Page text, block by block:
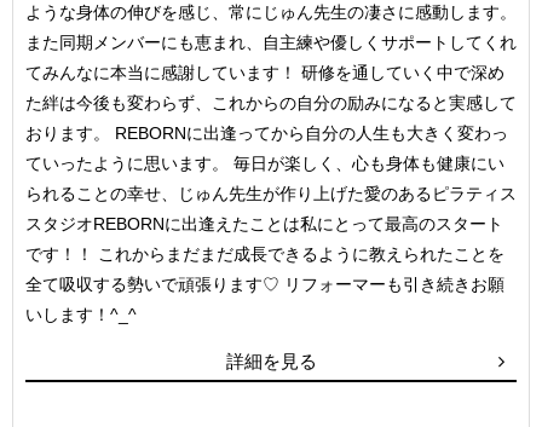
ような身体の伸びを感じ、常にじゅん先生の凄さに感動します。
また同期メンバーにも恵まれ、自主練や優しくサポートしてくれ
てみんなに本当に感謝しています！ 研修を通していく中で深め
た絆は今後も変わらず、これからの自分の励みになると実感して
おります。 REBORNに出逢ってから自分の人生も大きく変わっ
ていったように思います。 毎日が楽しく、心も身体も健康にい
られることの幸せ、じゅん先生が作り上げた愛のあるピラティス
スタジオREBORNに出逢えたことは私にとって最高のスタート
です！！ これからまだまだ成長できるように教えられたことを
全て吸収する勢いで頑張ります♡ リフォーマーも引き続きお願
いします！^_^
詳細を見る